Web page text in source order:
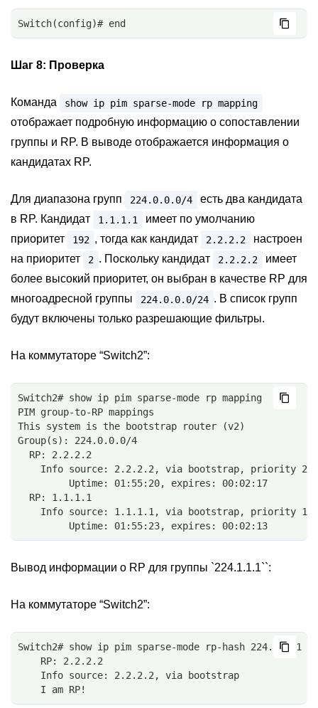
Switch(config)# end
Шаг 8: Проверка
Команда show ip pim sparse-mode rp mapping
отображает подробную информацию о сопоставлении
группы и RP. В выводе отображается информация о
кандидатах RP.
Для диапазона групп 224.0.0.0/4
есть два кандидата
в RP. Кандидат
1.1.1.1
имеет по умолчанию
приоритет
192 , тогда как кандидат 2.2.2.2
настроен
на приоритет
2 . Поскольку кандидат 2.2.2.2
имеет
более высокий приоритет, он выбран в качестве RP для
многоадресной группы
224.0.0.0/24 . В список групп
будут включены только разрешающие фильтры.
На коммутаторе “Switch2”:
Switch2# show ip pim sparse-mode rp mapping
PIM group-to-RP mappings
This system is the bootstrap router (v2)
Group(s): 224.0.0.0/4
  RP: 2.2.2.2
    Info source: 2.2.2.2, via bootstrap, priority 2
         Uptime: 01:55:20, expires: 00:02:17
  RP: 1.1.1.1
    Info source: 1.1.1.1, via bootstrap, priority 192
         Uptime: 01:55:23, expires: 00:02:13
Вывод информации о RP для группы `224.1.1.1``:
На коммутаторе “Switch2”:
Switch2# show ip pim sparse-mode rp-hash 224.1.1.1
    RP: 2.2.2.2
    Info source: 2.2.2.2, via bootstrap
	I am RP!